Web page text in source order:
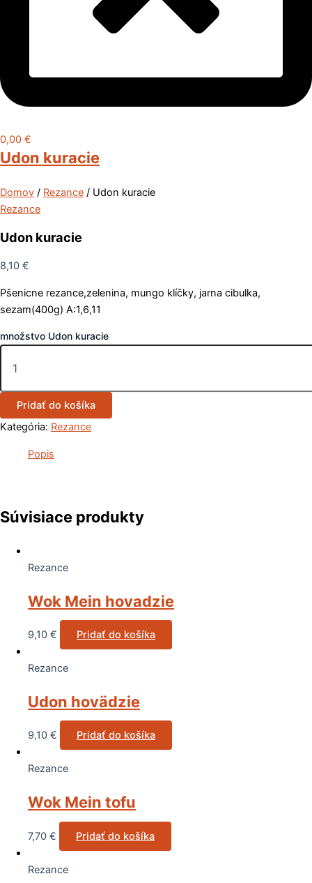
0,00 €
Udon kuracie
Domov / Rezance / Udon kuracie
Rezance
Udon kuracie
8,10 €
Pšenicne rezance,zelenina, mungo klíčky, jarna cibulka,
sezam(400g) A:1,6,11
množstvo Udon kuracie
Pridať do košíka
Kategória: Rezance
Popis
Súvisiace produkty
Rezance
Wok Mein hovadzie
9,10 € Pridať do košíka
Rezance
Udon hovädzie
9,10 € Pridať do košíka
Rezance
Wok Mein tofu
7,70 € Pridať do košíka
Rezance